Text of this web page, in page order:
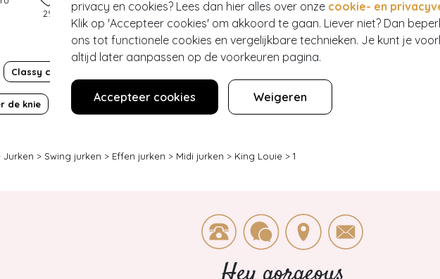
privacy en cookies? Lees dan hier alles over onze cookie- en
Klik op 'Accepteer cookies' om akkoord te gaan. Liever niet? Dan
ons tot functionele cookies en vergelijkbare technieken. Je kunt je
altijd later aanpassen op de voorkeuren pagina.
Accepteer cookies Weigeren
29
Classy chic
de knie Sustainable Fashion Viscose
Jurken > Swing jurken > Effen jurken > Midi jurken > King Louie > 1